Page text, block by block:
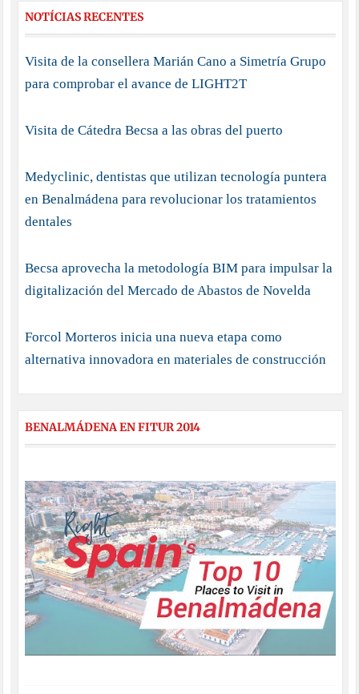
NOTÍCIAS RECENTES
Visita de la consellera Marián Cano a Simetría Grupo
para comprobar el avance de LIGHT2T
Visita de Cátedra Becsa a las obras del puerto
Medyclinic, dentistas que utilizan tecnología puntera
en Benalmádena para revolucionar los tratamientos
dentales
Becsa aprovecha la metodología BIM para impulsar la
digitalización del Mercado de Abastos de Novelda
Forcol Morteros inicia una nueva etapa como
alternativa innovadora en materiales de construcción
BENALMÁDENA EN FITUR 2014